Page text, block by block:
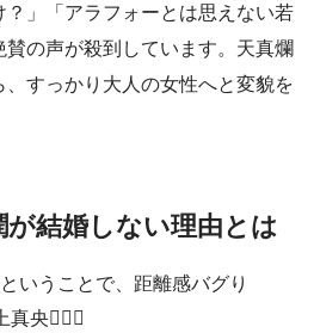
？」「アラフォーとは思えない若
の声が殺到しています。天真爛
すっかり大人の女性へと変貌を
結婚しない理由とは
いうことで、距離感バグり
央💁🏻‍♀️